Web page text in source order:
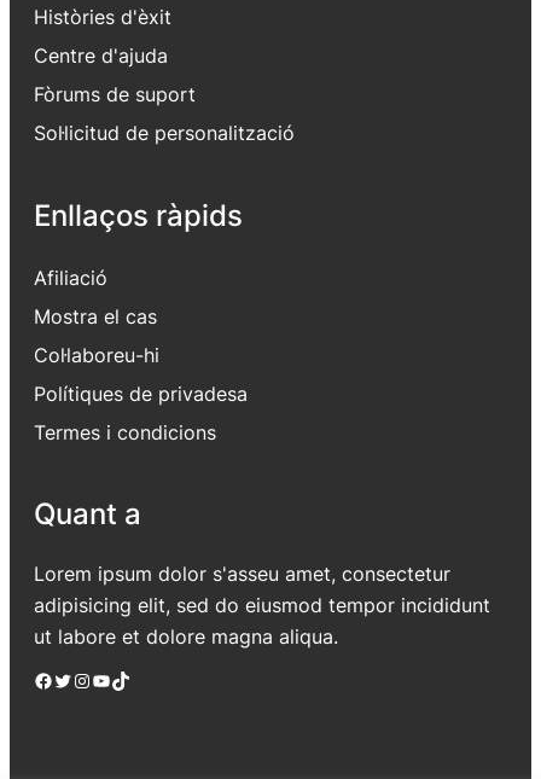
Històries d'èxit
Centre d'ajuda
Fòrums de suport
Sol·licitud de personalització
Enllaços ràpids
Afiliació
Mostra el cas
Col·laboreu-hi
Polítiques de privadesa
Termes i condicions
Quant a
Lorem ipsum dolor s'asseu amet, consectetur
adipisicing elit, sed do eiusmod tempor incididunt
ut labore et dolore magna aliqua.
Facebook Twitter Instagram YouTube TikTok